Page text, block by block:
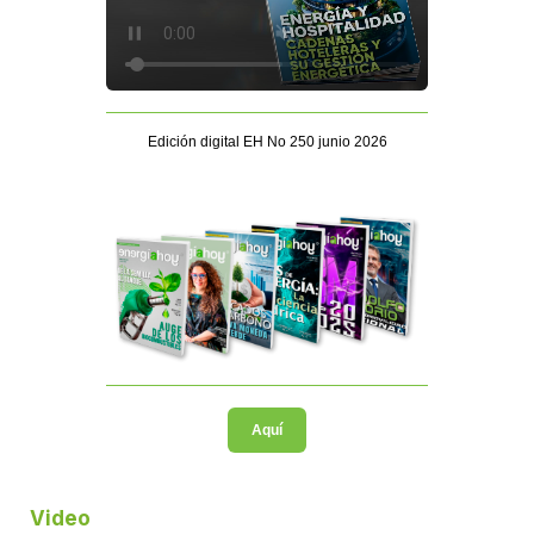
Edición digital EH No 250 junio 2026
Aquí
Video